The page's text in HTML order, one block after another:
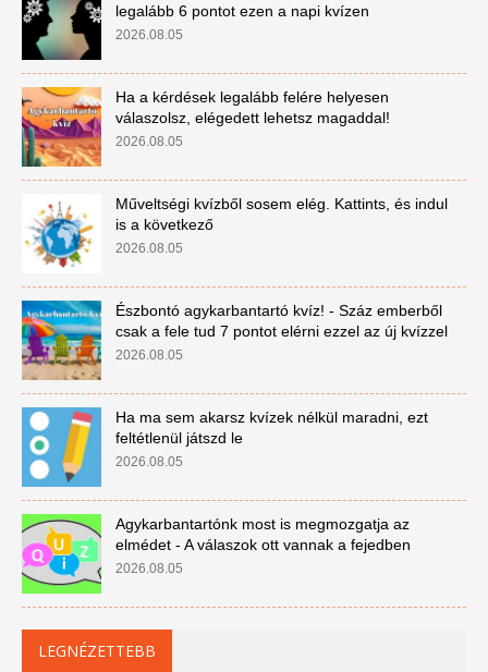
legalább 6 pontot ezen a napi kvízen
2026.08.05
Ha a kérdések legalább felére helyesen
válaszolsz, elégedett lehetsz magaddal!
2026.08.05
Műveltségi kvízből sosem elég. Kattints, és indul
is a következő
2026.08.05
Észbontó agykarbantartó kvíz! - Száz emberből
csak a fele tud 7 pontot elérni ezzel az új kvízzel
2026.08.05
Ha ma sem akarsz kvízek nélkül maradni, ezt
feltétlenül játszd le
2026.08.05
Agykarbantartónk most is megmozgatja az
elmédet - A válaszok ott vannak a fejedben
2026.08.05
LEGNÉZETTEBB